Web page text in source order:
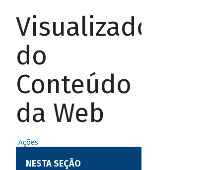
Visualizador
do
Conteúdo
da Web
Ações
NESTA SEÇÃO